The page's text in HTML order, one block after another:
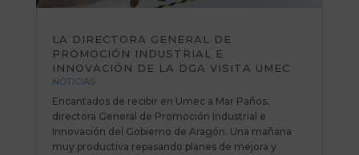
LA DIRECTORA GENERAL DE
PROMOCIÓN INDUSTRIAL E
INNOVACIÓN DE LA DGA VISITA UMEC
NOTICIAS
Encantados de recibir en Umec a Mar Paños,
directora General de Promoción Industrial e
Innovación del Gobierno de Aragón. Una mañana
muy productiva repasando planes de mejora y